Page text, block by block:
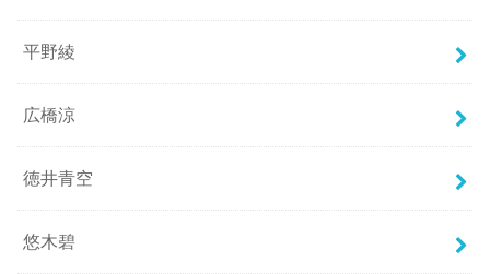
平野綾
広橋涼
徳井青空
悠木碧